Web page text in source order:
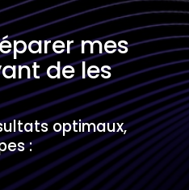
mes
de les
optimaux,
: